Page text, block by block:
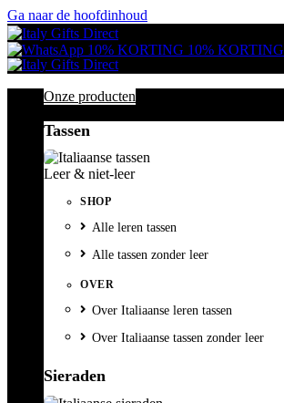
Ga naar de hoofdinhoud
10% KORTING 10% KORTING
Onze producten
Tassen
Leer & niet-leer
SHOP
Alle leren tassen
Alle tassen zonder leer
OVER
Over Italiaanse leren tassen
Over Italiaanse tassen zonder leer
Sieraden